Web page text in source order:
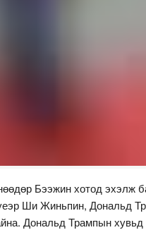
Бээжин хотод
Ши Жиньпин, Дональд
Дональд Трампын хувьд